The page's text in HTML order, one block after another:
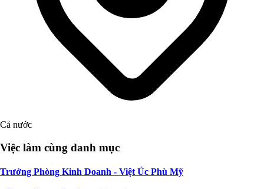
Cả nước
Việc làm cùng danh mục
Trưởng Phòng Kinh Doanh - Việt Úc Phù Mỹ